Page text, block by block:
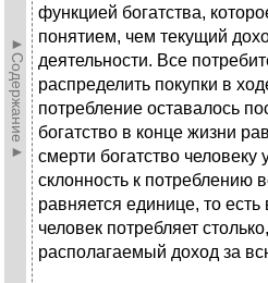
►Содержание►
функцией богатства,
понятием, чем текущий
деятельности. Все
распределить покупки в
потребление оставалось
богатство в конце жизни
смерти богатство
склонность к потреблению
равняется единице, то
человек потребляет
располагаемый доход за